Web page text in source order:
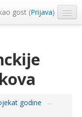
gost (Prijava)
godine
→